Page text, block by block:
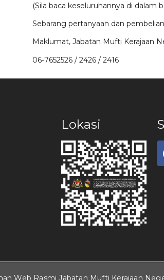
(Sila baca keseluruhannya di dalam
Sebarang pertanyaan dan
Maklumat, Jabatan Mufti Kerajaan
06-7652526 / 2426 / 2416
Lokasi